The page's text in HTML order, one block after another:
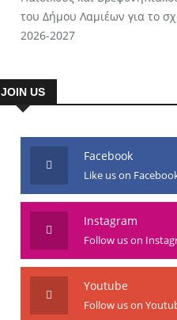
του Δήμου Λαμιέων για το
2026-2027
JOIN US
Facebook
Like us on
Instagram
Follow us on
Youtube
Follow us on